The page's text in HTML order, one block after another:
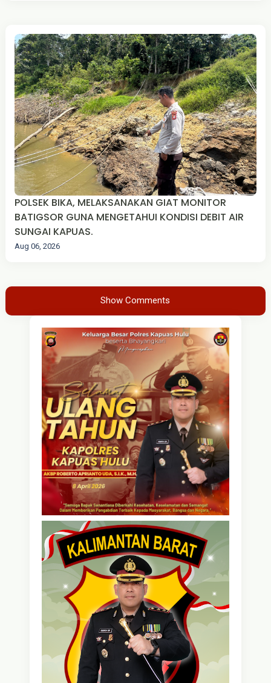
POLSEK BIKA, MELAKSANAKAN GIAT MONITOR
BATIGSOR GUNA MENGETAHUI KONDISI DEBIT AIR
SUNGAI KAPUAS.
Aug 06, 2026
Show Comments